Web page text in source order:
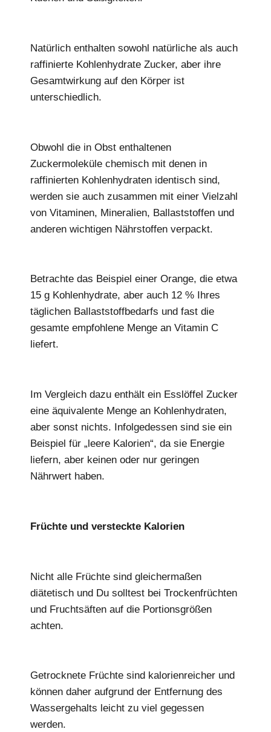
Natürlich enthalten sowohl natürliche als auch
raffinierte Kohlenhydrate Zucker, aber ihre
Gesamtwirkung auf den Körper ist
unterschiedlich.
Obwohl die in Obst enthaltenen
Zuckermoleküle chemisch mit denen in
raffinierten Kohlenhydraten identisch sind,
werden sie auch zusammen mit einer Vielzahl
von Vitaminen, Mineralien, Ballaststoffen und
anderen wichtigen Nährstoffen verpackt.
Betrachte das Beispiel einer Orange, die etwa
15 g Kohlenhydrate, aber auch 12 % Ihres
täglichen Ballaststoffbedarfs und fast die
gesamte empfohlene Menge an Vitamin C
liefert.
Im Vergleich dazu enthält ein Esslöffel Zucker
eine äquivalente Menge an Kohlenhydraten,
aber sonst nichts. Infolgedessen sind sie ein
Beispiel für „leere Kalorien“, da sie Energie
liefern, aber keinen oder nur geringen
Nährwert haben.
Früchte und versteckte Kalorien
Nicht alle Früchte sind gleichermaßen
diätetisch und Du solltest bei Trockenfrüchten
und Fruchtsäften auf die Portionsgrößen
achten.
Getrocknete Früchte sind kalorienreicher und
können daher aufgrund der Entfernung des
Wassergehalts leicht zu viel gegessen
werden.